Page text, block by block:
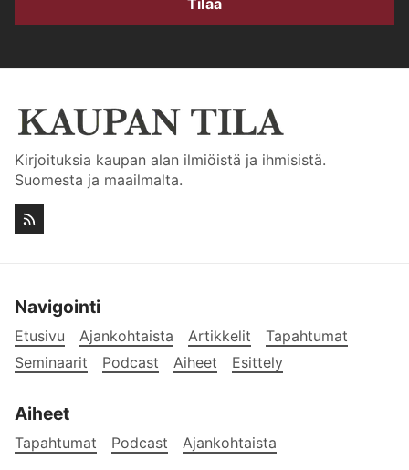
Tilaa
Kirjoituksia kaupan alan ilmiöistä ja ihmisistä.
Suomesta ja maailmalta.
Navigointi
Etusivu Ajankohtaista Artikkelit
Tapahtumat
Seminaarit
Podcast Aiheet Esittely
Aiheet
Tapahtumat Podcast Ajankohtaista